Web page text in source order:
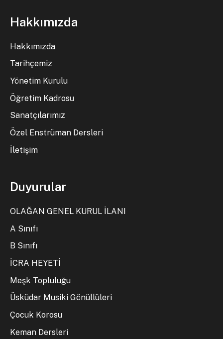
Hakkımızda
Hakkımızda
Tarihçemiz
Yönetim Kurulu
Öğretim Kadrosu
Sanatçılarımız
Özel Enstrüman Dersleri
İletişim
Duyurular
OLAĞAN GENEL KURUL İLANI
A Sınıfı
B Sınıfı
İCRA HEYETİ
Meşk Topluluğu
Üsküdar Musiki Gönüllüleri
Çocuk Korosu
Keman Dersleri